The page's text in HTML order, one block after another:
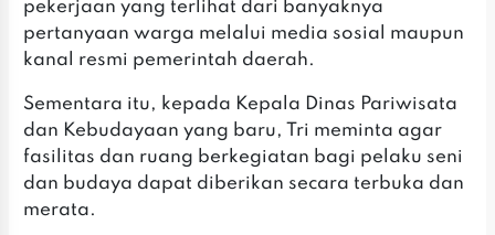
pekerjaan yang terlihat dari banyaknya
pertanyaan warga melalui media sosial maupun
kanal resmi pemerintah daerah.
‎Sementara itu, kepada Kepala Dinas Pariwisata
dan Kebudayaan yang baru, Tri meminta agar
fasilitas dan ruang berkegiatan bagi pelaku seni
dan budaya dapat diberikan secara terbuka dan
merata.